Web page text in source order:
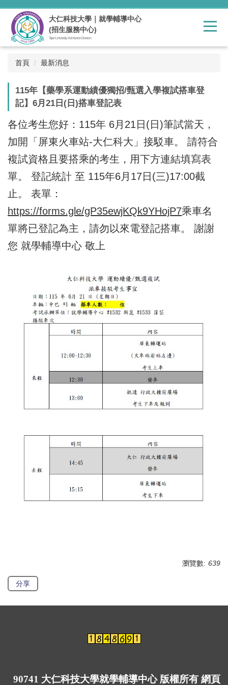
跳
主
要
內
大仁科技大學｜就學輔導中心
(招生服務中心)
Tajen University Admission Division
首頁 最新消息
115年【藥學系運動績優獨招/甄選入學複試搭車登
記】6月21日(日)搭車登記表
各位考生您好：115年 6月21日(日)筆試當天，
加開「屏東火車站-大仁科大」接駁車。 請符合
複試資格且要搭乘的考生，用下方連結填寫表
單。 登記統計 至 115年6月17日(三)17:00截
止。 表單：
https://forms.gle/gP35ewjKQk9YHojP7乘車名
單將已登記為主，請勿以來電登記搭車。 謝謝
您 就學輔導中心 敬上
瀏覽數: 639
分享
90741 大仁科技大學就學輔導中心 版權所有 網頁